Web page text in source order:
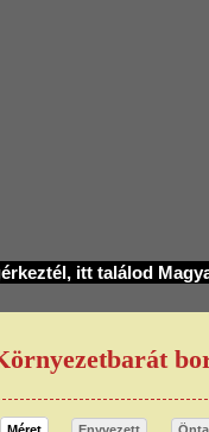
itt találod